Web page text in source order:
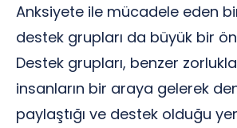
Anksiyete ile mücadele eden
destek grupları da büyük bir
Destek grupları, benzer
insanların bir araya gelerek
paylaştığı ve destek olduğu